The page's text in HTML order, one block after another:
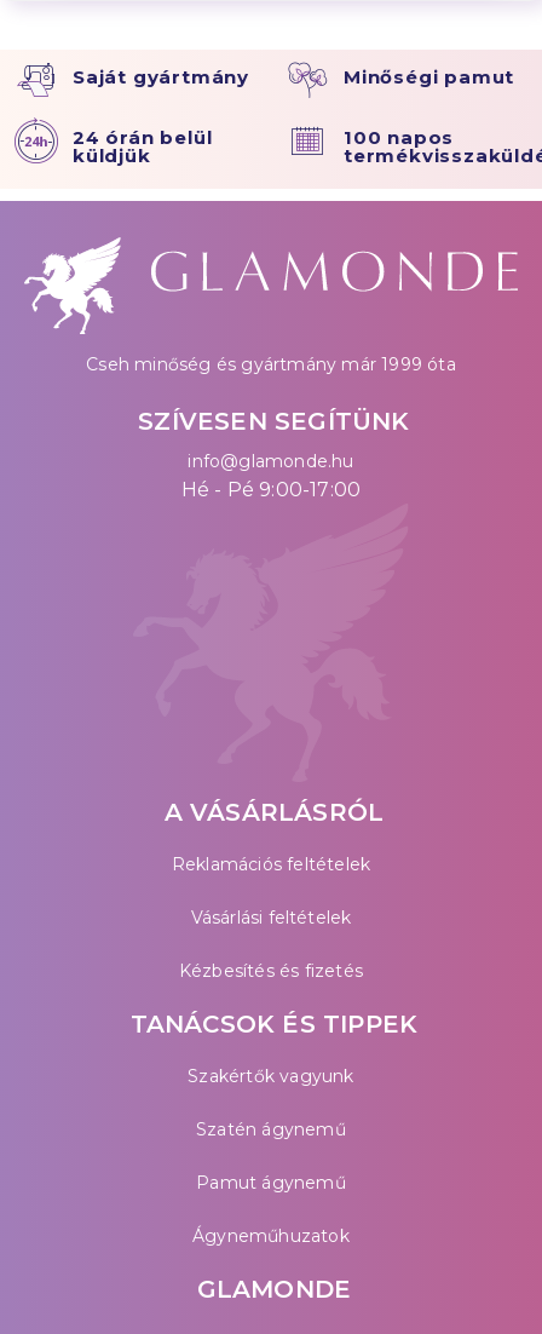
Saját gyártmány Minőségi pamut
24 órán belül
küldjük
100 napos
Cseh minőség és gyártmány már 1999 óta
SZÍVESEN SEGÍTÜNK
info@glamonde.hu
Hé - Pé 9:00-17:00
A VÁSÁRLÁSRÓL
Reklamációs feltételek
Vásárlási feltételek
Kézbesítés és fizetés
TANÁCSOK ÉS TIPPEK
Szakértők vagyunk
Szatén ágynemű
Pamut ágynemű
Ágyneműhuzatok
GLAMONDE